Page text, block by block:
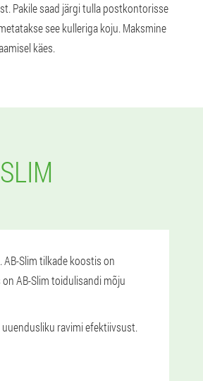
Pakile saad järgi tulla postkontorisse
see kulleriga koju. Maksmine
käes.
Slim tilkade koostis on
AB-Slim toidulisandi mõju
ravimi efektiivsust.